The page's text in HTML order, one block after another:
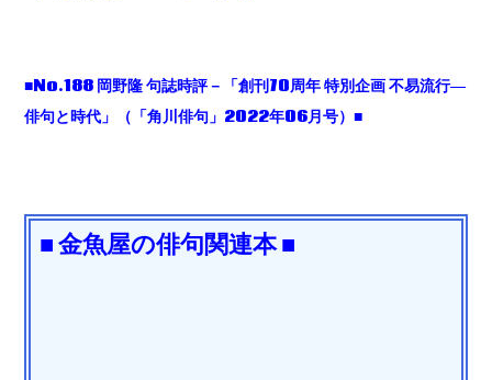
■No.188 岡野隆 句誌時評－「創刊70周年 特別企画 不易流行―
俳句と時代」（「角川俳句」2022年06月号）■
■ 金魚屋の俳句関連本 ■